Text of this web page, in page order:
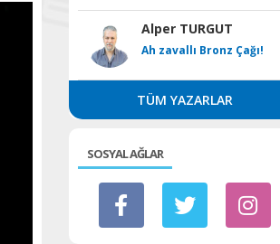
Alper TURGUT
Ah zavallı Bronz Çağı!
TÜM YAZARLAR
SOSYAL AĞLAR